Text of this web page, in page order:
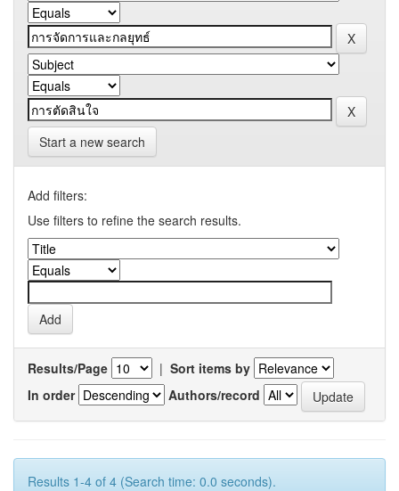
Start a new search
Add filters:
Use filters to refine the search results.
Results/Page | Sort items by
In order
Authors/record
Results 1-4 of 4 (Search time: 0.0 seconds).